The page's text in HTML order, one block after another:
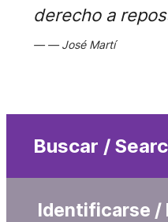
derecho a
José Martí
Buscar /
Identificarse /